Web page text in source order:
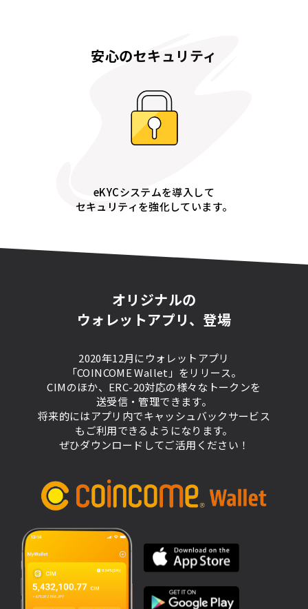
安心のセキュリティ
eKYCシステムを導入して
セキュリティを強化しています。
オリジナルの
ウォレットアプリ、登場
2020年12月にウォレットアプリ
「COINCOME Wallet」をリリース。
CIMのほか、ERC-20対応の様々なトークンを
送受信・管理できます。
将来的にはアプリ内でキャッシュバックサービス
もご利用できるようになります。
ぜひダウンロードしてご活用ください！